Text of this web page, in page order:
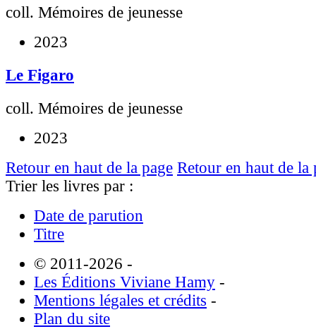
coll. Mémoires de jeunesse
2023
Le Figaro
coll. Mémoires de jeunesse
2023
Retour en haut de la page Retour en haut de la
Trier les livres par :
Date de parution
Titre
© 2011-2026 -
Les Éditions Viviane Hamy -
Mentions légales et crédits -
Plan du site